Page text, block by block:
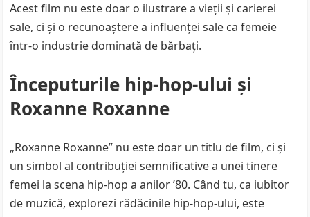
Acest film nu este doar o ilustrare a vieții și carierei
sale, ci și o recunoaștere a influenței sale ca femeie
într-o industrie dominată de bărbați.
Începuturile hip-hop-ului și
Roxanne Roxanne
„Roxanne Roxanne” nu este doar un titlu de film, ci și
un simbol al contribuției semnificative a unei tinere
femei la scena hip-hop a anilor ’80. Când tu, ca iubitor
de muzică, explorezi rădăcinile hip-hop-ului, este